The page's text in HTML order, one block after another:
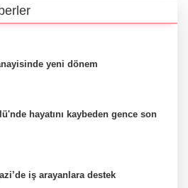
yeni dönem
hayatını kaybeden gence son
iş arayanlara destek